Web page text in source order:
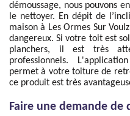
démoussage, nous pouvons
le nettoyer. En dépit de
maison à Les Ormes Sur
dangereux. Si votre toit est
planchers, il est très
professionnels.
permet à votre toiture de
ce produit est très
Faire une demande de